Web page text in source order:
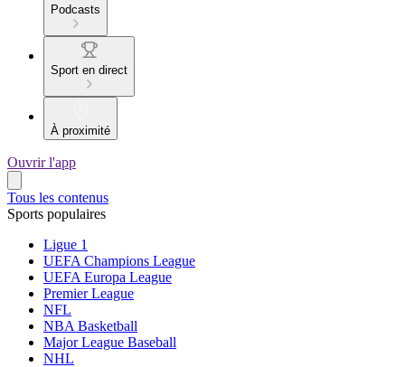
Podcasts
Sport en direct
À proximité
Ouvrir l'app
Tous les contenus
Sports populaires
Ligue 1
UEFA Champions League
UEFA Europa League
Premier League
NFL
NBA Basketball
Major League Baseball
NHL